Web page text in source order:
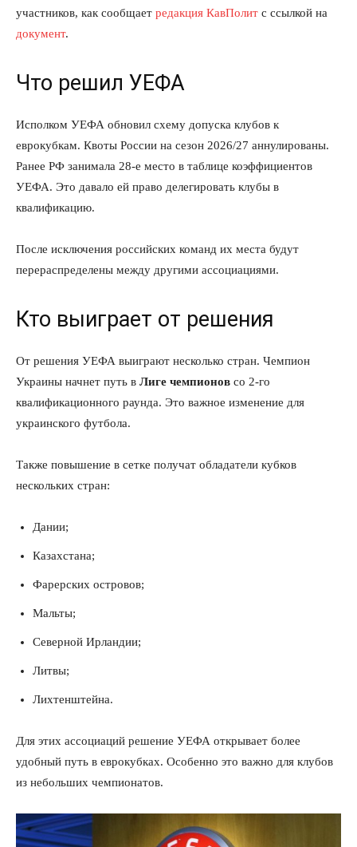
участников, как сообщает редакция КавПолит с ссылкой на
документ.
Что решил УЕФА
Исполком УЕФА обновил схему допуска клубов к
еврокубкам. Квоты России на сезон 2026/27 аннулированы.
Ранее РФ занимала 28-е место в таблице коэффициентов
УЕФА. Это давало ей право делегировать клубы в
квалификацию.
После исключения российских команд их места будут
перераспределены между другими ассоциациями.
Кто выиграет от решения
От решения УЕФА выиграют несколько стран. Чемпион
Украины начнет путь в Лиге чемпионов со 2-го
квалификационного раунда. Это важное изменение для
украинского футбола.
Также повышение в сетке получат обладатели кубков
нескольких стран:
Дании;
Казахстана;
Фарерских островов;
Мальты;
Северной Ирландии;
Литвы;
Лихтенштейна.
Для этих ассоциаций решение УЕФА открывает более
удобный путь в еврокубках. Особенно это важно для клубов
из небольших чемпионатов.